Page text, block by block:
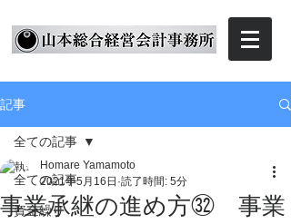
記事
全ての記事
資金繰り
全ての記事
事業承継の進め方㉜ 事業
Homare Yamamoto
2021年5月16日 読了時間: 5分